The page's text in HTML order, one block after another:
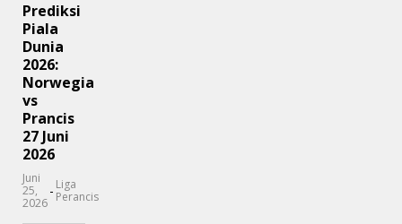
Prediksi
Piala
Dunia
2026:
Norwegia
vs
Prancis
27 Juni
2026
Juni
25,
2026
- Liga
Perancis